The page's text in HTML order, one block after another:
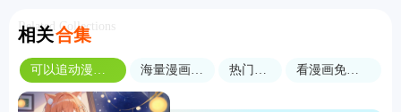
相关合集
Related Collections
可以追动漫的软件 海量漫画软件 热门漫画 看漫画免费软件